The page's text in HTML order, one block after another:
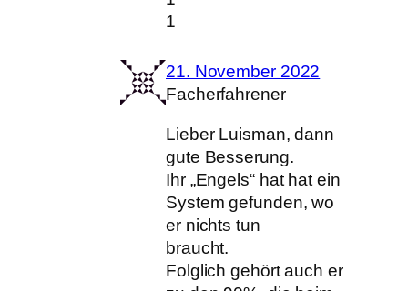
1
21. November 2022
Facherfahrener
Lieber Luisman, dann
gute Besserung.
Ihr „Engels“ hat hat ein
System gefunden, wo
er nichts tun
braucht.
Folglich gehört auch er